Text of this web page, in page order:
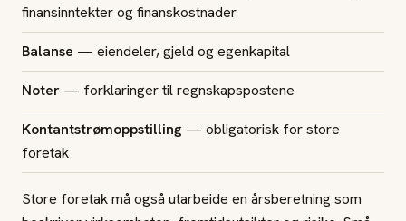
finansinntekter og finanskostnader
Balanse — eiendeler, gjeld og egenkapital
Noter — forklaringer til regnskapspostene
Kontantstrømoppstilling — obligatorisk for store
foretak
Store foretak må også utarbeide en årsberetning som